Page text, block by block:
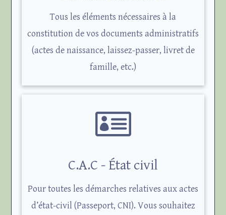
Tous les éléments nécessaires à la
constitution de vos documents administratifs
(actes de naissance, laissez-passer, livret de
famille, etc.)

C.A.C - État civil
Pour toutes les démarches relatives aux actes
d’état-civil (Passeport, CNI). Vous souhaitez